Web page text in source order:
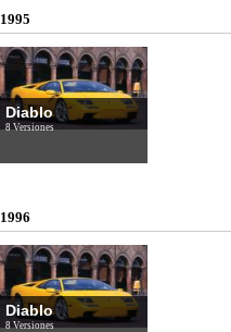
1995
Diablo
8 Versiones
1996
Diablo
8 Versiones